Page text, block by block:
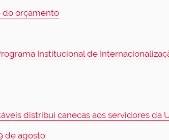
do orçamento
Institucional de
distribui canecas aos servidores da
de agosto